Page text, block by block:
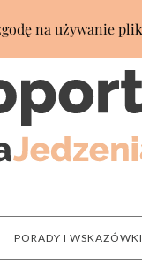
PORADY I WSKAZÓWKI